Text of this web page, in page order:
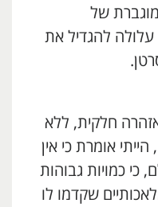
של
עלולה להגדיל את
חלקית, ללא
אומרת כי אין
כמויות גבוהות
שקדמו לו